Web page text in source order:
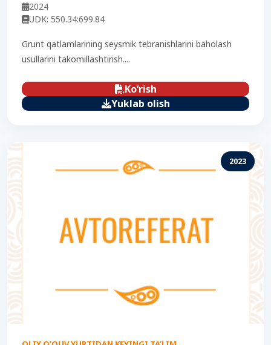
2024
UDK: 550.34:699.84
Grunt qatlamlarining seysmik tebranishlarini baholash
usullarini takomillashtirish....
Ko‘rish
Yuklab olish
2023